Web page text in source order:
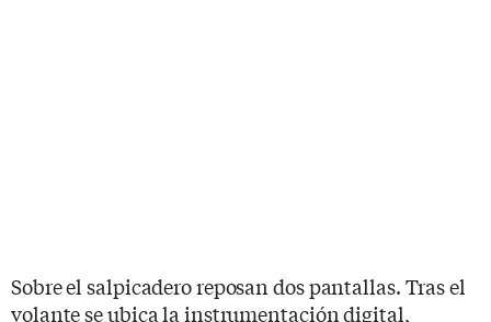
Sobre el salpicadero reposan dos pantallas. Tras el
volante se ubica la instrumentación digital,